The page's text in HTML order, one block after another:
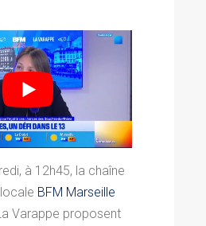
à 12h45, la chaîne
BFM Marseille
Varappe proposent